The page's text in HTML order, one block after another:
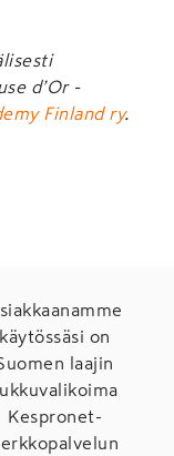
d’Or -
Finland ry.
käytössäsi on
laajin
Kespronet-